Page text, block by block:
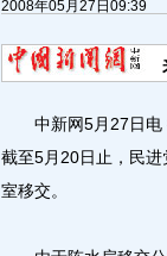
2008年05月27日09:39
中新网5月27日电
截至5月20日止，民
室移交。